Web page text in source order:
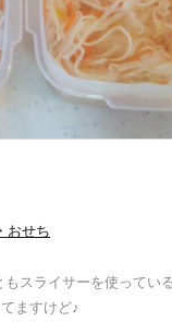
おせち
スライサーを使ってい
ますけど♪